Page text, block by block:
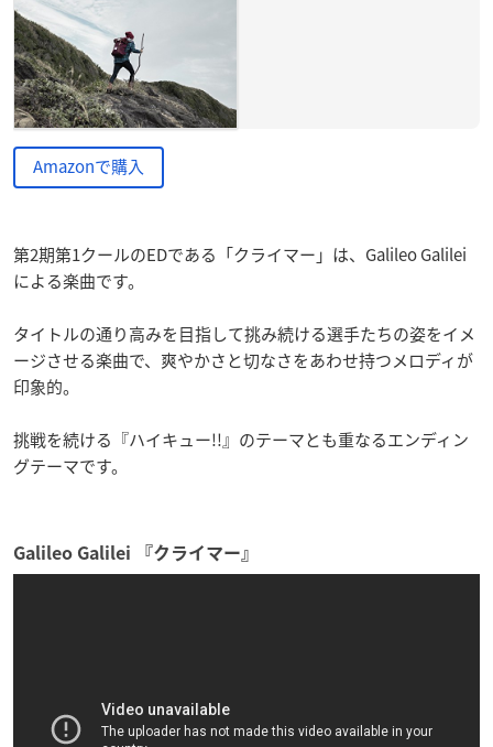
Amazonで購入
第2期第1クールのEDである「クライマー」は、Galileo Galilei
による楽曲です。
タイトルの通り高みを目指して挑み続ける選手たちの姿をイメ
ージさせる楽曲で、爽やかさと切なさをあわせ持つメロディが
印象的。
挑戦を続ける『ハイキュー!!』のテーマとも重なるエンディン
グテーマです。
Galileo Galilei 『クライマー』